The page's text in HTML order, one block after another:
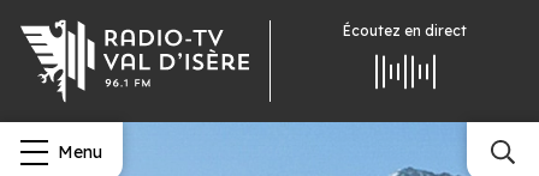
Écoutez en direct
Menu